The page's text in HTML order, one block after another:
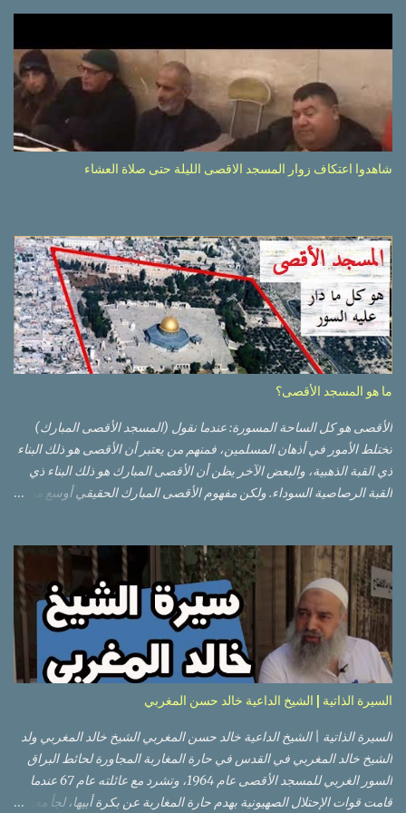
شاهدوا اعتكاف زوار المسجد الاقصى الليلة حتى صلاة العشاء
ما هو المسجد الأقصى؟
الأقصى هو كل الساحة المسورة: عندما نقول (المسجد الأقصى المبارك)
تختلط الأمور في أذهان المسلمين، فمنهم من يعتبر أن الأقصى هو ذلك البناء
ذي القبة الذهبية، والبعض الآخر يظن أن الأقصى المبارك هو ذلك البناء ذي
القبة الرصاصية السوداء. ولكن مفهوم الأقصى المبارك الحقيقي أوسع من
تلة في الزاوية الجنوبية الشرقية من مدينة القدس القديمة المسورة (البلدة
القديمة) والتي تقع في شرقي القدس فيالضفة الغربية. والمسجد الأقصى له
سور أيضاً وهو على شكل مضلع غير منتظم مساحته حوالي 144 دونم (144
كم متر مربع). المسجد الأقصى على تلة حارات البلدة القديمة – القدس
العتيقة كما هي اليوم يشمل المسجد الأقصى: قبة الصخرة المشرفة، (ذات
القبة الذهبية) والموجودة في موقع القلب بالنسبة للمسجد الأقصى
(ويستخدم الآن كمصلى للنساء يوم الجمعة). المصلى القِبلِي (المسجد
الجنوبي أو مبنى المسجد الأقصى)، ذي القبة الرصاصية السوداء، والواقع أ...
السيرة الذاتية | الشيخ الداعية خالد حسن المغربي
السيرة الذاتية | الشيخ الداعية خالد حسن المغربي الشيخ خالد المغربي ولد
الشيخ خالد المغربي في القدس في حارة المغاربة المجاورة لحائط البراق
السور الغربي للمسجد الأقصى عام 1964، وتشرد مع عائلته عام 67 عندما
قامت قوات الإحتلال الصهيونية بهدم حارة المغاربة عن بكرة أبيها، لجأ معهم